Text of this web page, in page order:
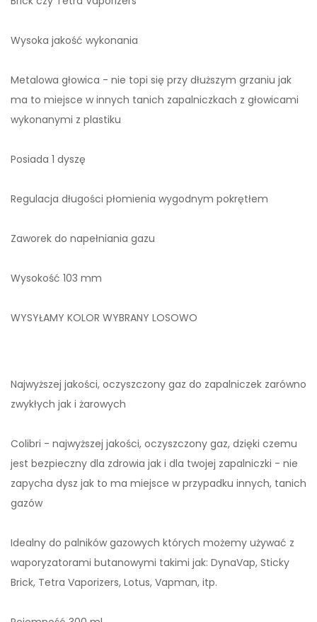
Wysoka jakość wykonania
Metalowa głowica - nie topi się przy dłuższym grzaniu jak
ma to miejsce w innych tanich zapalniczkach z głowicami
wykonanymi z plastiku
Posiada 1 dyszę
Regulacja długości płomienia wygodnym pokrętłem
Zaworek do napełniania gazu
Wysokość 103 mm
WYSYŁAMY KOLOR WYBRANY LOSOWO
Najwyższej jakości, oczyszczony gaz do zapalniczek zarówno
zwykłych jak i żarowych
Colibri - najwyższej jakości, oczyszczony gaz, dzięki czemu
jest bezpieczny dla zdrowia jak i dla twojej zapalniczki - nie
zapycha dysz jak to ma miejsce w przypadku innych, tanich
gazów
Idealny do palników gazowych których możemy używać z
waporyzatorami butanowymi takimi jak: DynaVap, Sticky
Brick, Tetra Vaporizers, Lotus, Vapman, itp.